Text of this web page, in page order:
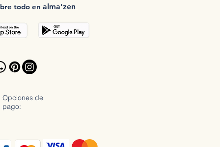
todo en a lma'zen
Opciones de
pago: